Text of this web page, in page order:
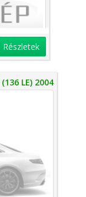
Részletek
(136 LE) 2004